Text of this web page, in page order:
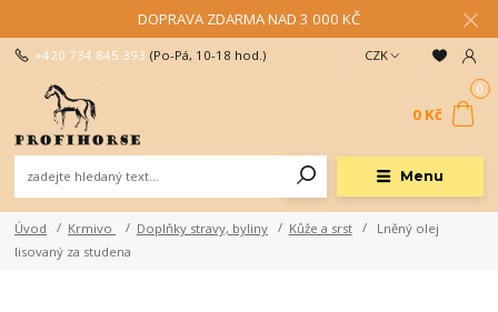
DOPRAVA ZDARMA NAD 3 000 KČ
Menu
CZK
+420 734 845 393 (Po-Pá, 10-18 hod.)
0
0 Kč
Úvod Krmivo Doplňky stravy, byliny Kůže a srst
Lněný olej
lisovaný za studena